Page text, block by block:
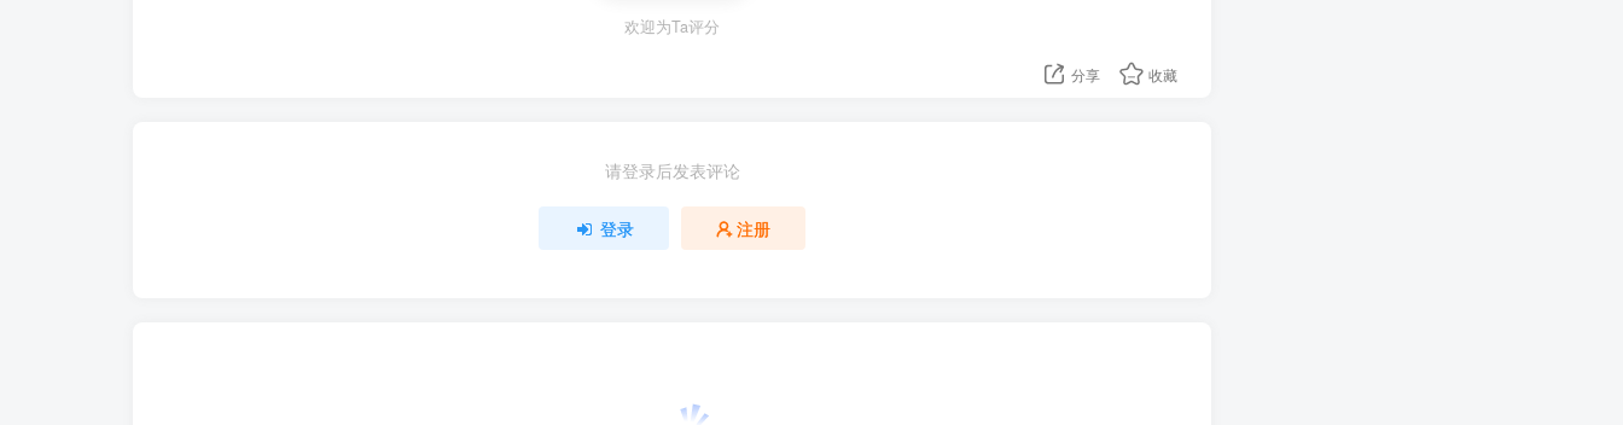
欢迎为Ta评分
分享 收藏
请登录后发表评论
登录 注册